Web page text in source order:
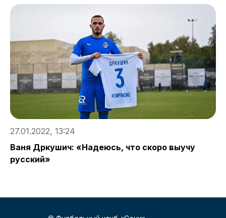
27.01.2022, 13:24
Ваня Дркушич: «Надеюсь, что скоро выучу
русский»